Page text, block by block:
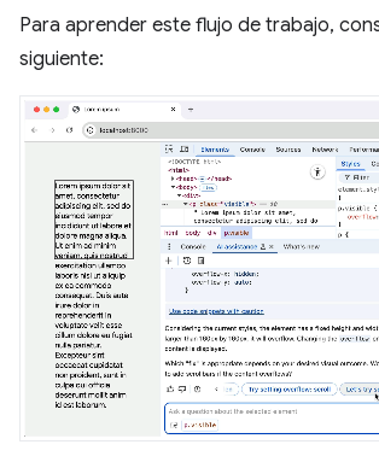
Para aprender este flujo de trabajo,
siguiente: